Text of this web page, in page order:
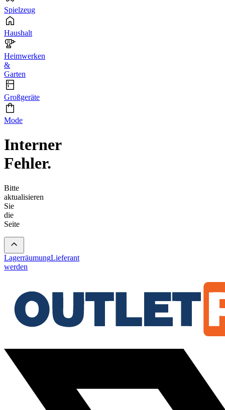
Spielzeug
Haushalt
Heimwerken
&
Garten
Großgeräte
Mode
Interner
Fehler.
Bitte
aktualisieren
Sie
die
Seite
LagerräumungLieferant
werden